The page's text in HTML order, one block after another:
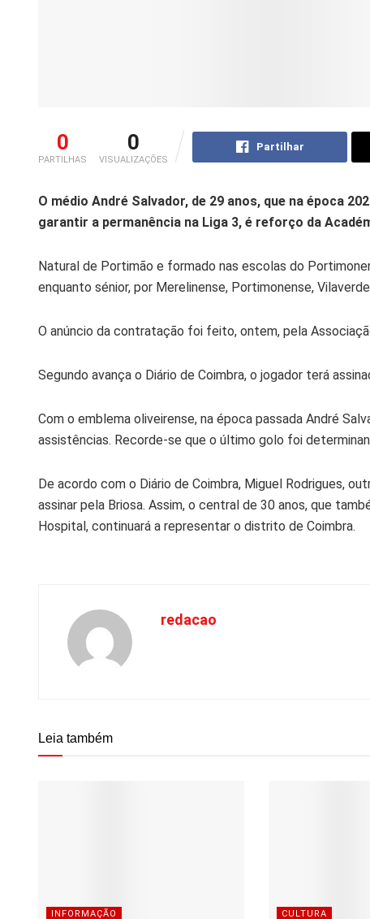
0
PARTILHAS
0
VISUALIZAÇÕES
Partilhar
O médio André Salvador, de 29 anos, que na época
garantir a permanência na Liga 3, é reforço da
Natural de Portimão e formado nas escolas do
enquanto sénior, por Merelinense, Portimonense,
O anúncio da contratação foi feito, ontem, pela
Segundo avança o Diário de Coimbra, o jogador terá
Com o emblema oliveirense, na época passada André
assistências. Recorde-se que o último golo foi
De acordo com o Diário de Coimbra, Miguel Rodrigues,
assinar pela Briosa. Assim, o central de 30 anos, que
Hospital, continuará a representar o distrito de Coimbra.
redacao
Leia também
INFORMAÇÃO CULTURA